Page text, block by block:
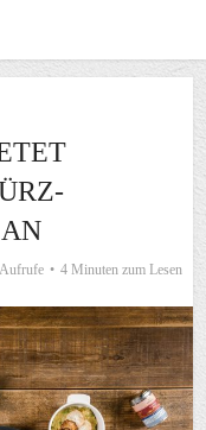
4 Minuten zum Lesen